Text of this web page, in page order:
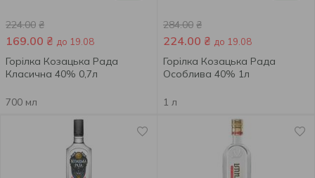
224.00 ₴
169.00 ₴ до 19.08
Горілка Козацька Рада
Класична 40% 0,7л
700 мл
284.00 ₴
224.00 ₴ до 19.08
Горілка Козацька Рада
Особлива 40% 1л
1 л